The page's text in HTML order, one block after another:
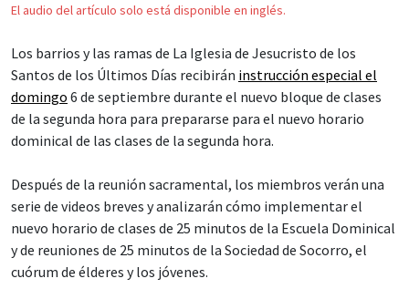
El audio del artículo solo está disponible en inglés.
Los barrios y las ramas de La Iglesia de Jesucristo de los
Santos de los Últimos Días recibirán instrucción especial el
domingo 6 de septiembre durante el nuevo bloque de clases
de la segunda hora para prepararse para el nuevo horario
dominical de las clases de la segunda hora.
Después de la reunión sacramental, los miembros verán una
serie de videos breves y analizarán cómo implementar el
nuevo horario de clases de 25 minutos de la Escuela Dominical
y de reuniones de 25 minutos de la Sociedad de Socorro, el
cuórum de élderes y los jóvenes.